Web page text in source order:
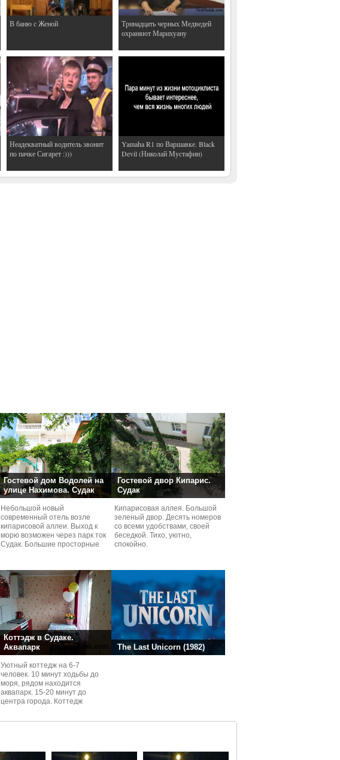
В баню с Женой
Тринадцать черных Медведей
охраняют Марихуану
Неадекватный водитель звонит
по пачке Сигарет :)))
Yamaha R1 по Варшавке. Black
Devil (Николай Мустафин)
Гостевой дом Водолей на
улице Нахимова. Судак
Небольшой новый
современный отель возле
кипарисовой аллеи. Выход к
морю возможен через парк ток
Судaк. Большие просторные
Гостевой двор Кипарис.
Судак
Кипарисовая аллея. Большой
зеленый двор. Десять номеров
со всеми удобствами, своей
беседкой. Тихо, уютно,
спокойно.
Коттэдж в Судаке.
Аквапарк
Уютный коттедж на 6-7
человек. 10 минут ходьбы до
моря, рядом находится
аквапарк. 15-20 минут до
центра города. Коттедж
The Last Unicorn (1982)